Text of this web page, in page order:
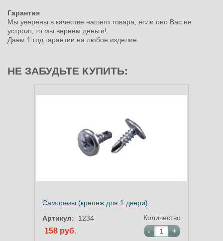
Гарантия
Мы уверены в качестве нашего товара, если оно Вас не
устроит, то мы вернём деньги!
Даём 1 год гарантии на любое изделие.
НЕ ЗАБУДЬТЕ КУПИТЬ:
Саморезы (крепёж для 1 двери)
Артикул:
1234
158 руб.
Количество
-
+